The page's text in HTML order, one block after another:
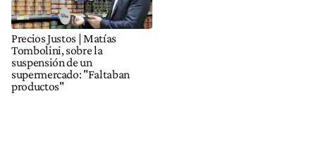
Precios Justos | Matías
Tombolini, sobre la
suspensión de un
supermercado: "Faltaban
productos"